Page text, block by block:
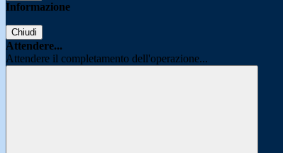
Informazione
Chiudi
Attendere...
Attendere il completamento dell'operazione...